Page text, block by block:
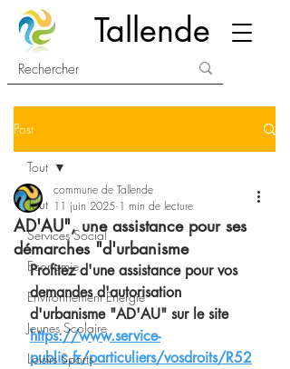
Tallende
Post
Tout
Services Social
Economie
Environnement Energie
Jeunes Scolaire
Loisirs Sports
Tout
AD'AU", une assistance pour ses
démarches "d'urbanisme
commune de Tallende
11 juin 2025 1 min de lecture
Profitez d'une assistance pour vos
demandes d'autorisation
d'urbanisme "AD'AU" sur le site
https://www.service-
public.fr/particuliers/vosdroits/R52